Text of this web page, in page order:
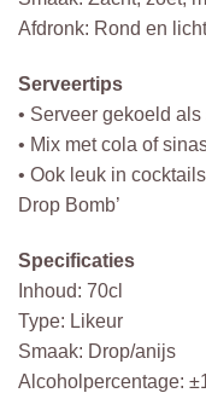
Afdronk: Rond en
Serveertips
• Serveer gekoeld
• Mix met cola of
• Ook leuk in
Drop Bomb’
Specificaties
Inhoud: 70cl
Type: Likeur
Smaak: Drop/anijs
Alcoholpercentage: